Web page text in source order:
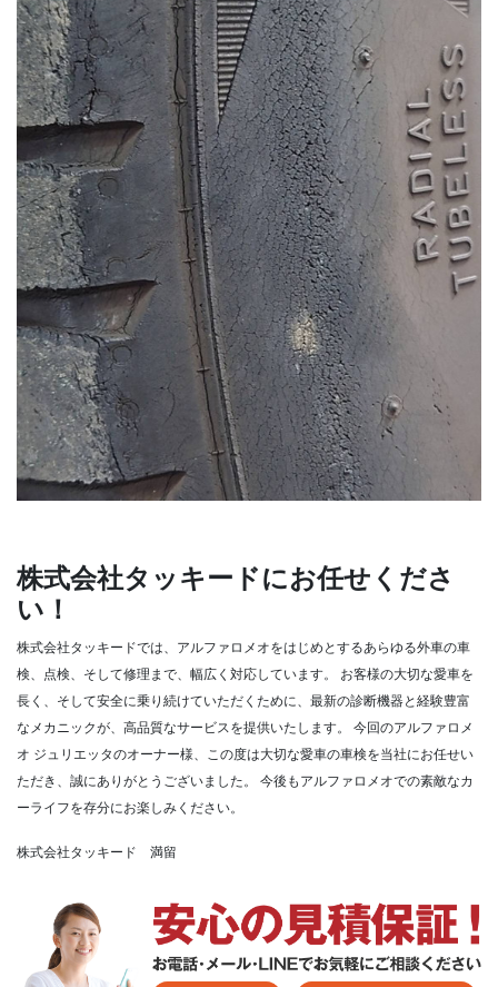
株式会社タッキードにお任せくださ
い！
株式会社タッキードでは、アルファロメオをはじめとするあらゆる外車の車
検、点検、そして修理まで、幅広く対応しています。
お客様の大切な愛車を
長く、そして安全に乗り続けていただくために、最新の診断機器と経験豊富
なメカニックが、高品質なサービスを提供いたします。
今回のアルファロメ
オ ジュリエッタのオーナー様、この度は大切な愛車の車検を当社にお任せい
ただき、誠にありがとうございました。
今後もアルファロメオでの素敵なカ
ーライフを存分にお楽しみください。
株式会社タッキード 満留